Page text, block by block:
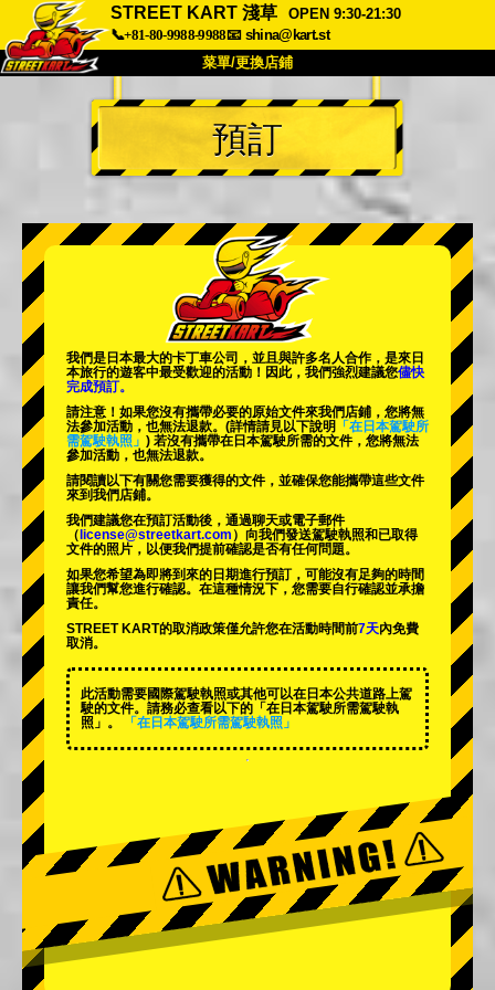
STREET KART 淺草
OPEN 9:30-21:30
📞+81-80-9988-9988📧 shina@kart.st
菜單/更換店鋪
首頁
關於 規格 價格
公司 預訂
更換店鋪
東京 秋葉原 #2
東京 澀谷附店 東京灣
東京 淺草 大阪
沖繩
預訂
我們是日本最大的卡丁車公司，並且與許多名人合作，是來日
本旅行的遊客中最受歡迎的活動 ！因此，我們強烈建議您儘快
完成預訂。
請注意！如果您沒有攜帶必要的原始文件來我們店鋪，您將無
法參加活動，也無法退款。 (詳情請見以下說明
「在日本駕駛所
需駕駛執照」 ) 若沒有攜帶在日本駕駛所需的文件，您將無法
參加活動，也無法退款。
請閱讀以下有關您需要獲得的文件，並確保您能攜帶這些文件
來到我們店鋪。
我們建議您在預訂活動後，通過聊天或電子郵件
（ license@streetkart.com ）向我們發送駕駛執照和已取得
文件的照片，以便我們提前確認是否有任何問題。
如果您希望為即將到來的日期進行預訂，可能沒有足夠的時間
讓我們幫您進行確認。在這種情況下，您需要自行確認並承擔
責任。
STREET KART的取消政策僅允許您在活動時間前7天內免費
取消。
此活動需要國際駕駛執照或其他可以在日本公共道路上駕
駛的文件。請務必查看以下的「在日本駕駛所需駕駛執
照」。
「在日本駕駛所需駕駛執照」